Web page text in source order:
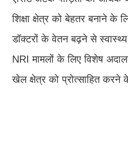
शिक्षा क्षेत्र को बेहतर बनाने के
डॉक्टरों के वेतन बढ़ने से
NRI मामलों के लिए विशेष
खेल क्षेत्र को प्रोत्साहित करने